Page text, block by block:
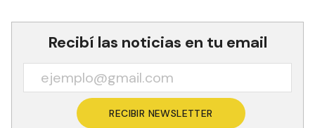
Recibí las noticias en tu email
RECIBIR NEWSLETTER